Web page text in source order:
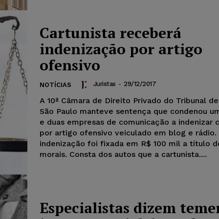
Cartunista receberá
indenização por artigo
ofensivo
NOTÍCIAS Juristas - 29/12/2017
A 10ª Câmara de Direito Privado do Tribunal
São Paulo manteve sentença que condenou
e duas empresas de comunicação a indenizar
por artigo ofensivo veiculado em blog e rádio.
indenização foi fixada em R$ 100 mil a título
morais. Consta dos autos que a cartunista....
Especialistas dizem